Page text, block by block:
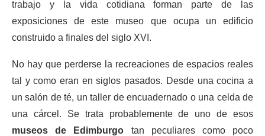
trabajo y la vida cotidiana forman parte de las
exposiciones de este museo que ocupa un edificio
construido a finales del siglo XVI.
No hay que perderse la recreaciones de espacios reales
tal y como eran en siglos pasados. Desde una cocina a
un salón de té, un taller de encuadernado o una celda de
una cárcel. Se trata probablemente de uno de esos
museos de Edimburgo tan peculiares como poco